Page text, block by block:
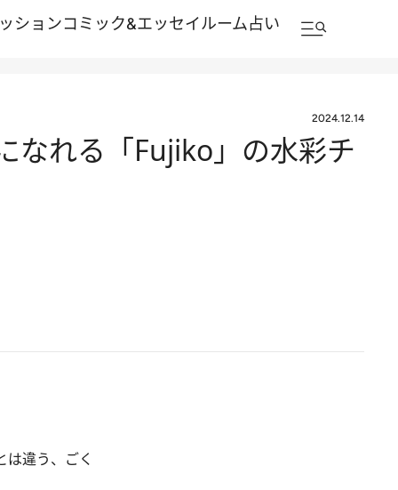
ションコミック&エッセイルーム占い
2024.12.14
なれる「Fujiko」の水彩チ
違う、ごく